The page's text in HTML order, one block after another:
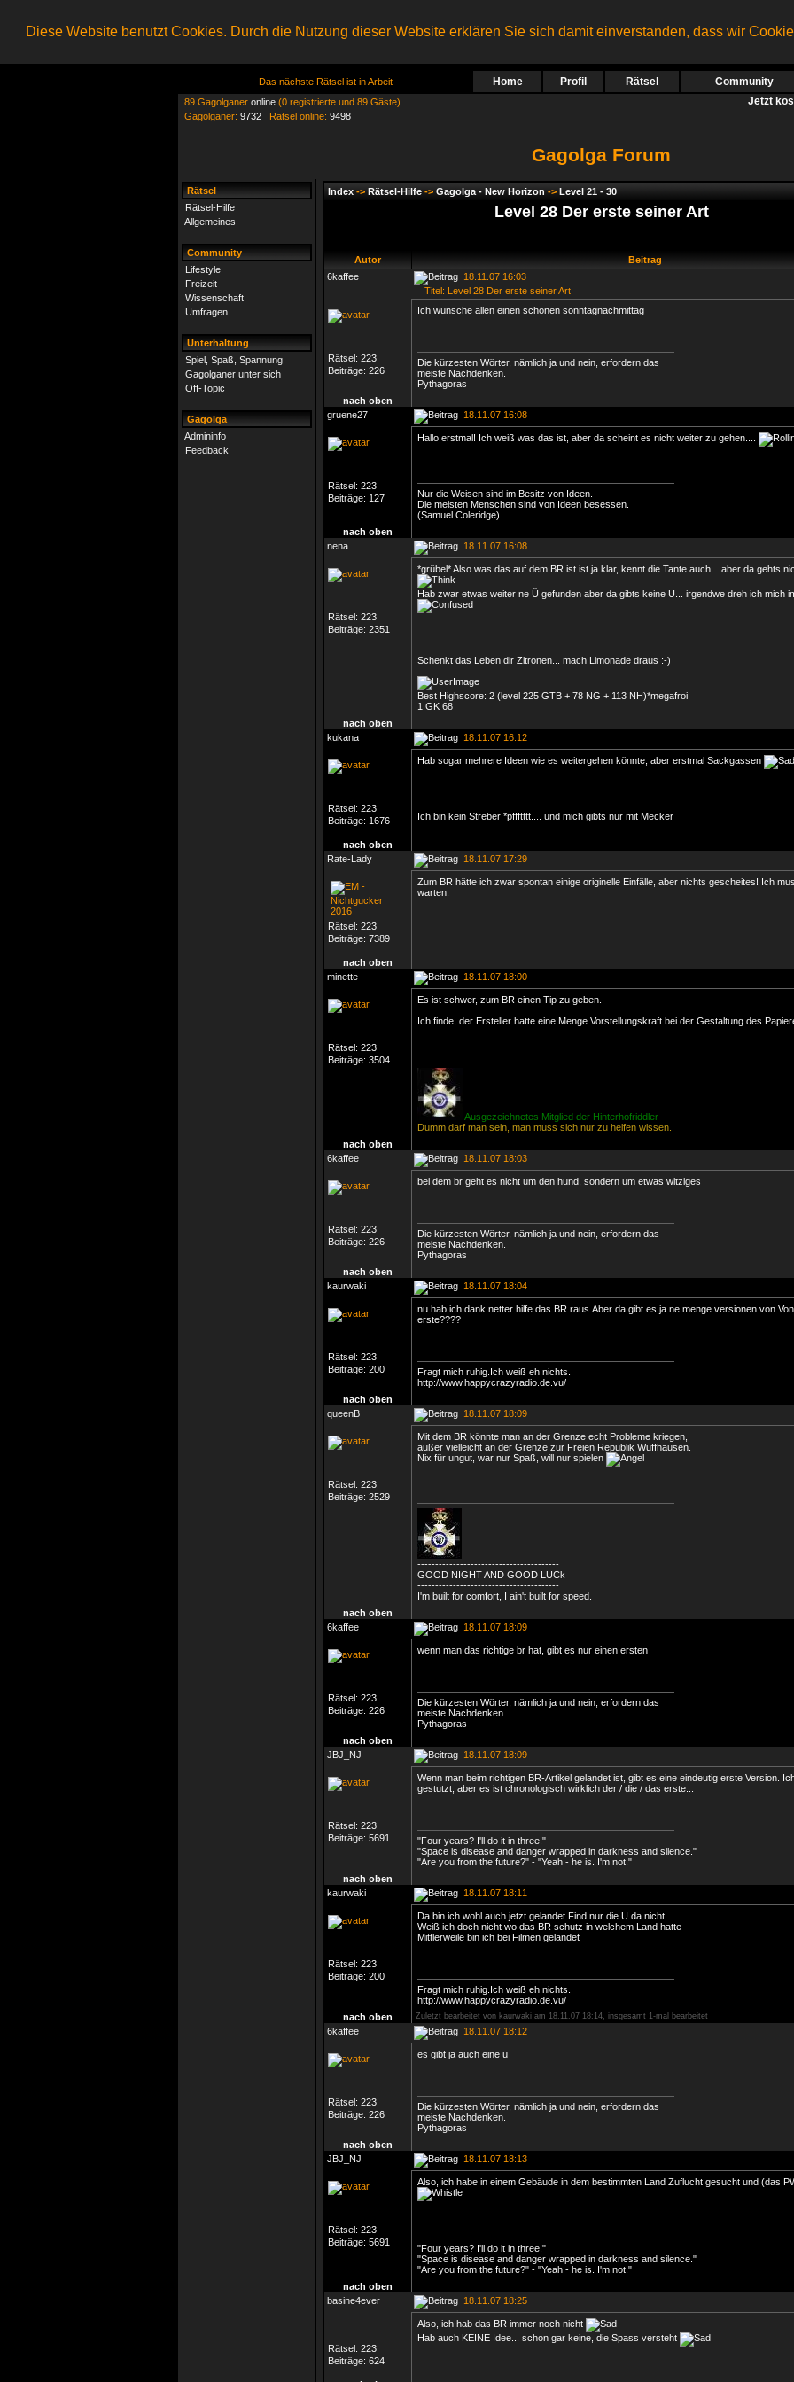
Diese Website benutzt Cookies. Durch die Nutzung dieser Website erklären Sie sich damit einverstanden, dass wir
Das nächste Rätsel ist in Arbeit Home Profil Rätsel Community
89 Gagolganer online (0 registrierte und 89 Gäste)
Gagolganer: 9732 Rätsel online: 9498
Jetzt
Gagolga Forum
Rätsel
Rätsel-Hilfe
Allgemeines
Community
Lifestyle
Freizeit
Wissenschaft
Umfragen
Unterhaltung
Spiel, Spaß, Spannung
Gagolganer unter sich
Off-Topic
Gagolga
Admininfo
Feedback
Index -> Rätsel-Hilfe -> Gagolga - New Horizon -> Level 21 - 30
Level 28 Der erste seiner Art
Autor
Beitrag
6kaffee
18.11.07 16:03
Titel: Level 28 Der erste seiner Art
Rätsel: 223
Beiträge: 226
Ich wünsche allen einen schönen sonntagnachmittag
Die kürzesten Wörter, nämlich ja und nein, erfordern das
meiste Nachdenken.
Pythagoras
nach oben
gruene27
18.11.07 16:08
Rätsel: 223
Beiträge: 127
Hallo erstmal! Ich weiß was das ist, aber da scheint es nicht weiter zu gehen....
Nur die Weisen sind im Besitz von Ideen.
Die meisten Menschen sind von Ideen besessen.
(Samuel Coleridge)
nach oben
nena
18.11.07 16:08
Rätsel: 223
Beiträge: 2351
*grübel* Also was das auf dem BR ist ist ja klar, kennt die Tante auch... aber da gehts
Hab zwar etwas weiter ne Ü gefunden aber da gibts keine U... irgendwe dreh ich mich
Schenkt das Leben dir Zitronen... mach Limonade draus :-)
Best Highscore: 2 (level 225 GTB + 78 NG + 113 NH)*megafroi
1 GK 68
nach oben
kukana
18.11.07 16:12
Rätsel: 223
Beiträge: 1676
Hab sogar mehrere Ideen wie es weitergehen könnte, aber erstmal Sackgassen
Ich bin kein Streber *pffftttt.... und mich gibts nur mit Mecker
nach oben
Rate-Lady
18.11.07 17:29
Rätsel: 223
Beiträge: 7389
Zum BR hätte ich zwar spontan einige originelle Einfälle, aber nichts gescheites! Ich
warten.
nach oben
minette
18.11.07 18:00
Rätsel: 223
Beiträge: 3504
Es ist schwer, zum BR einen Tip zu geben.
Ich finde, der Ersteller hatte eine Menge Vorstellungskraft bei der Gestaltung des
Ausgezeichnetes Mitglied der Hinterhofriddler
Dumm darf man sein, man muss sich nur zu helfen wissen.
nach oben
6kaffee
18.11.07 18:03
Rätsel: 223
Beiträge: 226
bei dem br geht es nicht um den hund, sondern um etwas witziges
Die kürzesten Wörter, nämlich ja und nein, erfordern das
meiste Nachdenken.
Pythagoras
nach oben
kaurwaki
18.11.07 18:04
Rätsel: 223
Beiträge: 200
nu hab ich dank netter hilfe das BR raus.Aber da gibt es ja ne menge versionen
erste????
Fragt mich ruhig.Ich weiß eh nichts.
http://www.happycrazyradio.de.vu/
nach oben
queenB
18.11.07 18:09
Rätsel: 223
Beiträge: 2529
Mit dem BR könnte man an der Grenze echt Probleme kriegen,
außer vielleicht an der Grenze zur Freien Republik Wuffhausen.
Nix für ungut, war nur Spaß, will nur spielen
----------------------------------------
GOOD NIGHT AND GOOD LUCk
----------------------------------------
I'm built for comfort, I ain't built for speed.
nach oben
6kaffee
18.11.07 18:09
Rätsel: 223
Beiträge: 226
wenn man das richtige br hat, gibt es nur einen ersten
Die kürzesten Wörter, nämlich ja und nein, erfordern das
meiste Nachdenken.
Pythagoras
nach oben
JBJ_NJ
18.11.07 18:09
Rätsel: 223
Beiträge: 5691
Wenn man beim richtigen BR-Artikel gelandet ist, gibt es eine eindeutig erste Version.
gestutzt, aber es ist chronologisch wirklich der / die / das erste...
"Four years? I'll do it in three!"
"Space is disease and danger wrapped in darkness and silence."
"Are you from the future?" - "Yeah - he is. I'm not."
nach oben
kaurwaki
18.11.07 18:11
Rätsel: 223
Beiträge: 200
Da bin ich wohl auch jetzt gelandet.Find nur die U da nicht.
Weiß ich doch nicht wo das BR schutz in welchem Land hatte
Mittlerweile bin ich bei Filmen gelandet
Fragt mich ruhig.Ich weiß eh nichts.
http://www.happycrazyradio.de.vu/
nach oben
Zuletzt bearbeitet von kaurwaki am 18.11.07 18:14, insgesamt 1-mal bearbeitet
6kaffee 18.11.07 18:12
Rätsel: 223
Beiträge: 226
es gibt ja auch eine ü
Die kürzesten Wörter, nämlich ja und nein, erfordern das
meiste Nachdenken.
Pythagoras
nach oben
JBJ_NJ
18.11.07 18:13
Rätsel: 223
Beiträge: 5691
Also, ich habe in einem Gebäude in dem bestimmten Land Zuflucht gesucht und (das
"Four years? I'll do it in three!"
"Space is disease and danger wrapped in darkness and silence."
"Are you from the future?" - "Yeah - he is. I'm not."
nach oben
basine4ever
18.11.07 18:25
Rätsel: 223
Beiträge: 624
Also, ich hab das BR immer noch nicht
Hab auch KEINE Idee... schon gar keine, die Spass versteht